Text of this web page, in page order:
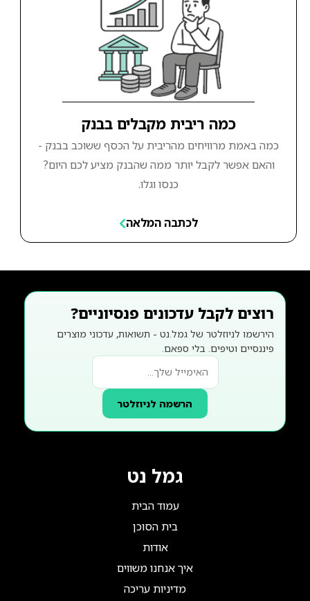
כמה ריבית מקבלים בבנק
כמה באמת מרוויחים מהריבית על הכסף ששוכב בבנק -
והאם אפשר לקבל יותר ממה שהבנק מציע לכם היום?
כנסו וגלו.
לכתבה המלאה
רוצים לקבל עדכונים פנסיוניים?
הירשמו לניוזלטר של גמל.נט - תשואות, עדכוני מוצרים
פיננסיים וטיפים. בלי ספאם.
הרשמה לניוזלטר
גמל נט
עמוד הבית
בית הסוכן
אודות
איך אנחנו משווים
מדיניות עריכה